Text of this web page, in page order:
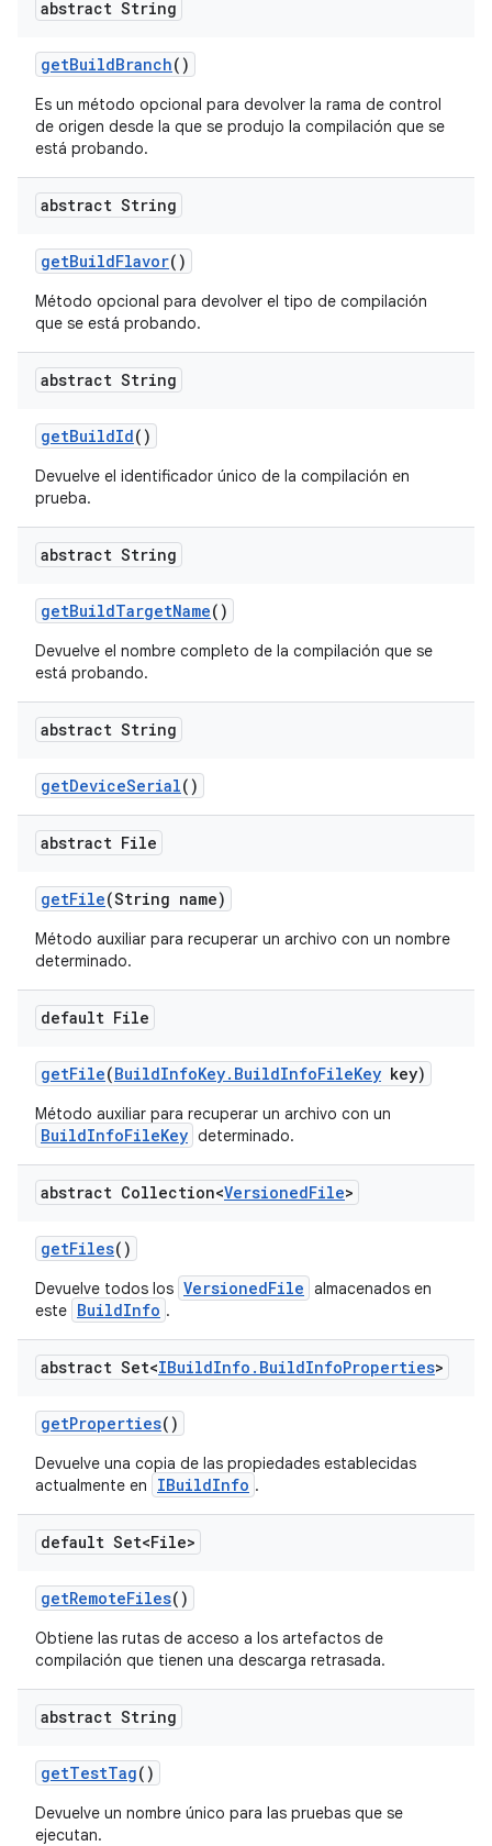
abstract String
getBuildBranch()
Es un método opcional para devolver la rama de control
de origen desde la que se produjo la compilación que se
está probando.
abstract String
getBuildFlavor()
Método opcional para devolver el tipo de compilación
que se está probando.
abstract String
getBuildId()
Devuelve el identificador único de la compilación en
prueba.
abstract String
getBuildTargetName()
Devuelve el nombre completo de la compilación que se
está probando.
abstract String
getDeviceSerial()
abstract File
getFile(String name)
Método auxiliar para recuperar un archivo con un nombre
determinado.
default File
getFile(BuildInfoKey. BuildInfoFileKey key)
Método auxiliar para recuperar un archivo con un
BuildInfoFileKey determinado.
abstract Collection<VersionedFile>
getFiles()
Devuelve todos los VersionedFile almacenados en
este BuildInfo .
abstract Set<IBuildInfo . BuildInfoProperties>
getProperties()
Devuelve una copia de las propiedades establecidas
actualmente en
IBuildInfo .
default Set<File>
getRemoteFiles()
Obtiene las rutas de acceso a los artefactos de
compilación que tienen una descarga retrasada.
abstract String
getTestTag()
Devuelve un nombre único para las pruebas que se
ejecutan.